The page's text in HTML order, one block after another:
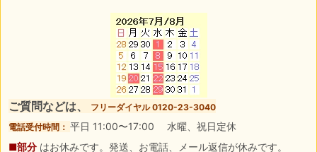
ご質問などは、
フリーダイヤル 0120-23-3040
電話受付時間： 平日 11:00〜17:00 水曜、祝日定休
■部分 はお休みです。発送、お電話、メール返信が休みです。